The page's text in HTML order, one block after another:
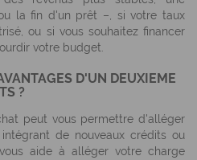
la fin d'un prêt –, si votre taux
ou si vous souhaitez financer
votre budget.
D'UN DEUXIEME
?
peut vous permettre d'alléger
de nouveaux crédits ou
aide à alléger votre charge